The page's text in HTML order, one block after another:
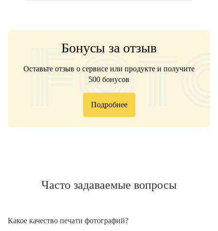
Бонусы за отзыв
Оставьте отзыв о сервисе или продукте и получите
500 бонусов
Подробнее
Часто задаваемые вопросы
Какое качество печати фотографий?